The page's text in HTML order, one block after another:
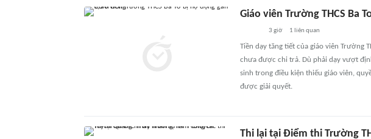
Giáo viên Trường THCS Ba
3 giờ 1 liên quan
Tiền dạy tăng tiết của giáo viên Trường
chưa được chi trả. Dù phải dạy vượt
sinh trong điều kiện thiếu giáo viên,
được giải quyết.
Thi lại tại Điểm thi Trường